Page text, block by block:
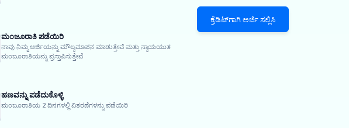
ಮಂಜೂರಾತಿ ಪಡೆಯಿರಿ
ನಾವು ನಿಮ್ಮ ಅರ್ಜಿಯನ್ನು ಮೌಲ್ಯಮಾಪನ ಮಾಡುತ್ತೇವೆ ಮತ್ತು ನ್ಯಾಯಯುತ
ಮಂಜೂರಾತಿಯನ್ನು ಪ್ರಸ್ತಾಪಿಸುತ್ತೇವೆ
ಹಣವನ್ನು ಪಡೆದುಕೊಳ್ಳಿ
ಮಂಜೂರಾತಿಯ 2 ದಿನಗಳಲ್ಲಿ ವಿತರಣೆಗಳನ್ನು ಪಡೆಯಿರಿ
ಕ್ರೆಡಿಟ್‌ಗಾಗಿ ಅರ್ಜಿ ಸಲ್ಲಿಸಿ